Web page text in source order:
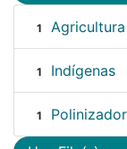
1
1 Indígenas
1